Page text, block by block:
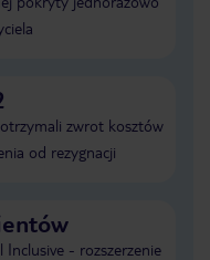
zwrot kosztów
od rezygnacji
Inclusive - rozszerzenie